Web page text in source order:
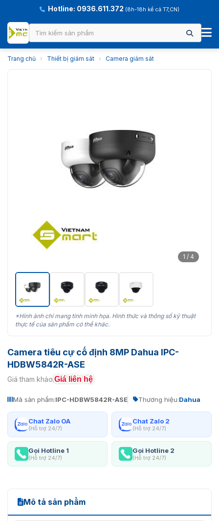
Hotline: 0936.611.372 (8h-18h kể cả T7,CN)
Trang chủ › Thiết bị giám sát › Camera giám sát
1 / 4
*Hình ảnh chỉ mang tính minh họa. Hình thức và thông số kỹ thuật
thực tế của sản phẩm có thể khác.
Camera tiêu cự cố định 8MP Dahua IPC-
HDBW5842R-ASE
Giá tham khảo:Giá liên hệ
Mã sản phẩm:IPC-HDBW5842R-ASE Thương hiệu:Dahua
Chat Zalo OA
(Hỗ trợ 24/7)
Chat Zalo 2
(Hỗ trợ 24/7)
Gọi Hotline 1
(Hỗ trợ 24/7)
Gọi Hotline 2
(Hỗ trợ 24/7)
Mô tả sản phẩm